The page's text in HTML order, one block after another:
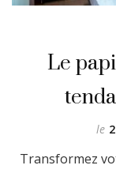
Le
le
Transformez